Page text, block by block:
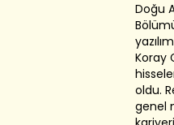
Doğu
Koray
oldu.
genel